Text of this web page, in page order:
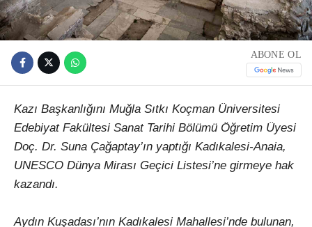
ABONE OL
Kazı Başkanlığını Muğla Sıtkı Koçman Üniversitesi
Edebiyat Fakültesi Sanat Tarihi Bölümü Öğretim Üyesi
Doç. Dr. Suna Çağaptay’ın yaptığı Kadıkalesi-Anaia,
UNESCO Dünya Mirası Geçici Listesi’ne girmeye hak
kazandı.
Aydın Kuşadası’nın Kadıkalesi Mahallesi’nde bulunan,